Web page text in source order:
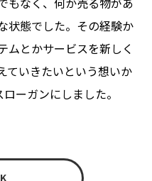
状態でした。その経験か
ムとかサービスを新しく
ていきたいという想いか
ーガンにしました。